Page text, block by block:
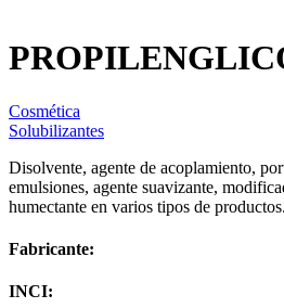
Cosmética
Solubilizantes
Disolvente, agente de acoplamiento,
emulsiones, agente suavizante,
humectante en varios tipos de productos.
Fabricante:
INCI: